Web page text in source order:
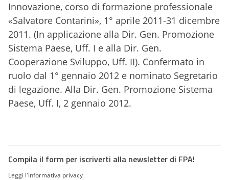
Innovazione, corso di formazione professionale
«Salvatore Contarini», 1° aprile 2011-31 dicembre
2011. (In applicazione alla Dir. Gen. Promozione
Sistema Paese, Uff. I e alla Dir. Gen.
Cooperazione Sviluppo, Uff. II). Confermato in
ruolo dal 1° gennaio 2012 e nominato Segretario
di legazione. Alla Dir. Gen. Promozione Sistema
Paese, Uff. I, 2 gennaio 2012.
Compila il form per iscriverti alla newsletter di FPA!
Leggi l'informativa privacy